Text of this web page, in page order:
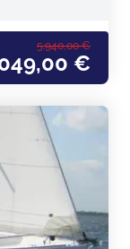
5.940,00 €
€